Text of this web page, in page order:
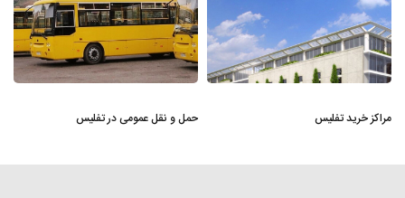
مراکز خرید تفلیس حمل و نقل عمومی در تفلیس